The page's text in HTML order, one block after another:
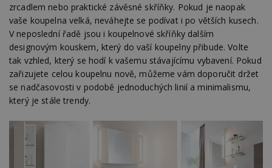
zrcadlem nebo praktické závěsné skříňky. Pokud je naopak
vaše koupelna velká, neváhejte se podívat i po větších kusech.
V neposlední řadě jsou i koupelnové skříňky dalším
designovým kouskem, který do vaší koupelny přibude. Volte
tak vzhled, který se hodí k vašemu stávajícímu vybavení. Pokud
zařizujete celou koupelnu nově, můžeme vám doporučit držet
se nadčasovosti v podobě jednoduchých linií a minimalismu,
který je stále trendy.